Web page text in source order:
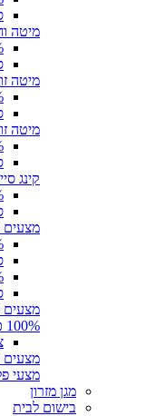
מיטה וחצי
מיטה זוגית
מיטה זוגית
קינג סייז 200/
מצעים
מצעים
100% כותנה
מצעים
מצעי
מגן מזרון
בישום לבית